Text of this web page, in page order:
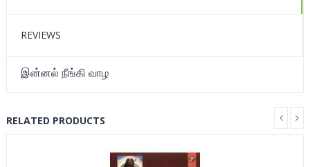
REVIEWS
இன்னல் நீங்கி வாழ
RELATED PRODUCTS